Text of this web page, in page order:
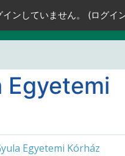
インしていません。 (ログイ
Egyetemi
Egyetemi Kórház